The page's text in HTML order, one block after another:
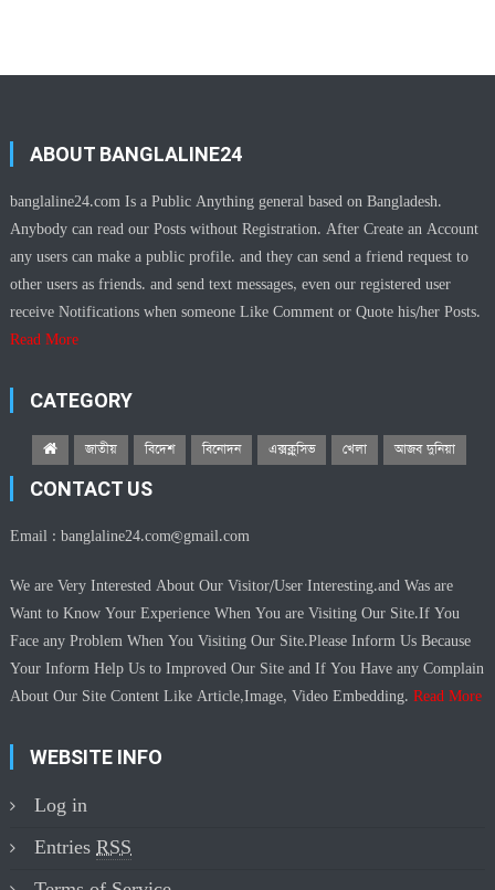
ABOUT BANGLALINE24
banglaline24.com Is a Public Anything general based on Bangladesh.
Anybody can read our Posts without Registration. After Create an Account
any users can make a public profile. and they can send a friend request to
other users as friends. and send text messages, even our registered user
receive Notifications when someone Like Comment or Quote his/her Posts.
Read More
CATEGORY
জাতীয় বিদেশ বিনোদন এক্সক্লুসিভ খেলা আজব দুনিয়া
CONTACT US
Email :banglaline24.com@gmail.com
We are Very Interested About Our Visitor/User Interesting.and Was are
Want to Know Your Experience When You are Visiting Our Site.If You
Face any Problem When You Visiting Our Site.Please Inform Us Because
Your Inform Help Us to Improved Our Site and If You Have any Complain
About Our Site Content Like Article,Image, Video Embedding.Read More
WEBSITE INFO
Log in
EntriesRSS